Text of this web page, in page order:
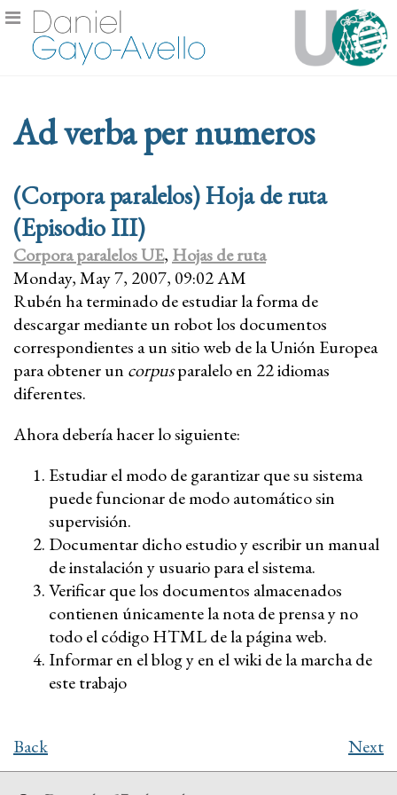
Ad verba per numeros
(Corpora paralelos) Hoja de ruta
(Episodio III)
Corpora paralelos UE, Hojas de ruta
Monday, May 7, 2007, 09:02 AM
Rubén ha terminado de estudiar la forma de
descargar mediante un robot los documentos
correspondientes a un sitio web de la Unión Europea
para obtener un corpusparalelo en 22 idiomas
diferentes.
Ahora debería hacer lo siguiente:
Estudiar el modo de garantizar que su sistema
puede funcionar de modo automático sin
supervisión.
Documentar dicho estudio y escribir un manual
de instalación y usuario para el sistema.
Verificar que los documentos almacenados
contienen únicamente la nota de prensa y no
todo el código HTML de la página web.
Informar en el blog y en el wiki de la marcha de
este trabajo
Back Next